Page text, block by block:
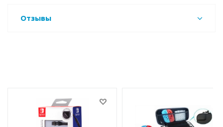
Отзывы